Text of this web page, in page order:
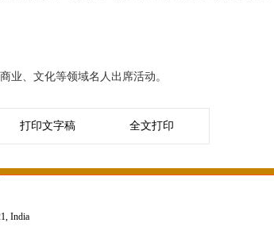
、文化等领域名人出席活动。
打印文字稿 全文打印
India